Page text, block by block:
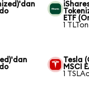
ETF
1
Tesla
MSCI
1